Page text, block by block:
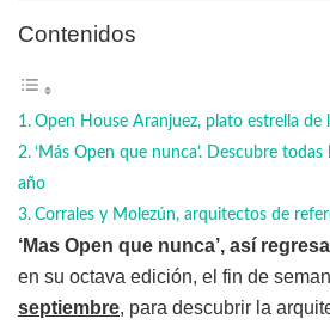
Contenidos
Open House Aranjuez, plato estrella de
‘Más Open que nunca’. Descubre
año
Corrales y Molezún, arquitectos de
‘Mas Open que nunca’, así regresa
en su octava edición, el fin de
septiembre, para descubrir la